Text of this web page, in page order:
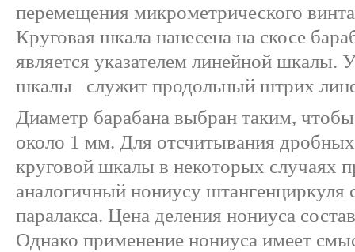
перемещения микрометрического
Круговая шкала нанесена на скосе
является указателем линейной шкалы.
шкалы служит продольный штрих
Диаметр барабана выбран таким,
около 1 мм. Для отсчитывания
круговой шкалы в некоторых случаях
аналогичный нониусу штангенциркуля
паралакса. Цена деления нониуса
Однако применение нониуса имеет